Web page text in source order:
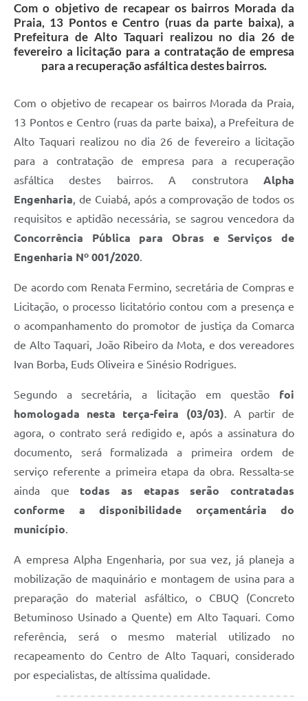
Com o objetivo de recapear os bairros Morada da
Praia, 13 Pontos e Centro (ruas da parte baixa), a
Prefeitura de Alto Taquari realizou no dia 26 de
fevereiro a licitação para a contratação de empresa
para a recuperação asfáltica destes bairros.
Com o objetivo de recapear os bairros Morada da Praia,
13 Pontos e Centro (ruas da parte baixa), a Prefeitura de
Alto Taquari realizou no dia 26 de fevereiro a licitação
para a contratação de empresa para a recuperação
asfáltica destes bairros. A construtora Alpha
Engenharia, de Cuiabá, após a comprovação de todos os
requisitos e aptidão necessária, se sagrou vencedora da
Concorrência Pública para Obras e Serviços de
Engenharia Nº 001/2020.
De acordo com Renata Fermino, secretária de Compras e
Licitação, o processo licitatório contou com a presença e
o acompanhamento do promotor de justiça da Comarca
de Alto Taquari, João Ribeiro da Mota, e dos vereadores
Ivan Borba, Euds Oliveira e Sinésio Rodrigues.
Segundo a secretária, a licitação em questão foi
homologada nesta terça-feira (03/03). A partir de
agora, o contrato será redigido e, após a assinatura do
documento, será formalizada a primeira ordem de
serviço referente a primeira etapa da obra. Ressalta-se
ainda que todas as etapas serão contratadas
conforme a disponibilidade orçamentária do
município.
A empresa Alpha Engenharia, por sua vez, já planeja a
mobilização de maquinário e montagem de usina para a
preparação do material asfáltico, o CBUQ (Concreto
Betuminoso Usinado a Quente) em Alto Taquari. Como
referência, será o mesmo material utilizado no
recapeamento do Centro de Alto Taquari, considerado
por especialistas, de altíssima qualidade.